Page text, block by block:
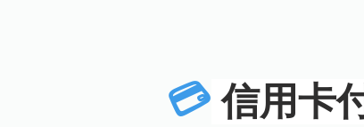
💳 信用卡